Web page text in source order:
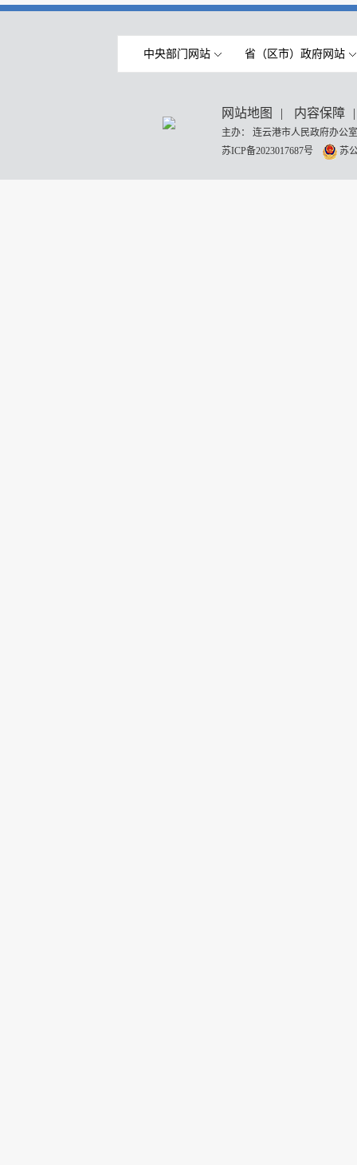
中央部门网站 省（区市）政府网站
网站地图 | 内容保障 |
主办： 连云港市人民政府办
苏ICP备2023017687号
苏